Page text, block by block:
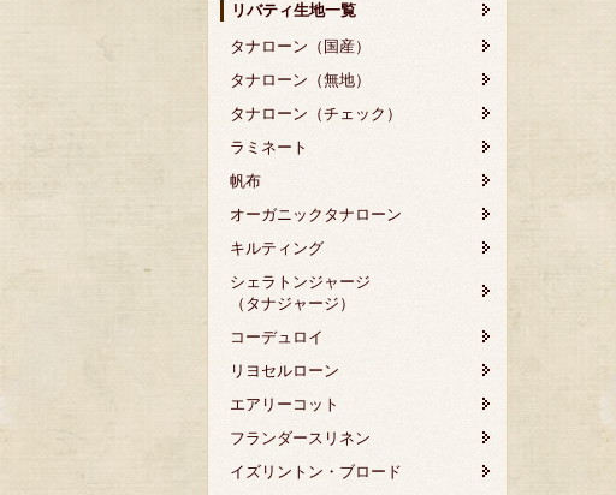
リバティ生地一覧
タナローン（国産）
タナローン（無地）
タナローン（チェック）
ラミネート
帆布
オーガニックタナローン
キルティング
シェラトンジャージ
（タナジャージ）
コーデュロイ
リヨセルローン
エアリーコット
フランダースリネン
イズリントン・ブロード